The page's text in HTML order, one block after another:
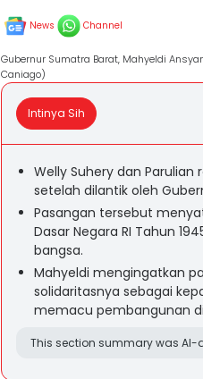
News Channel
Gubernur Sumatra Barat, Mahyeldi
Caniago)
Intinya Sih
Welly Suhery dan
setelah dilantik oleh
Pasangan tersebut
Dasar Negara RI Tahun
bangsa.
Mahyeldi mengingatkan
solidaritasnya sebagai
memacu pembangunan
This section summary was